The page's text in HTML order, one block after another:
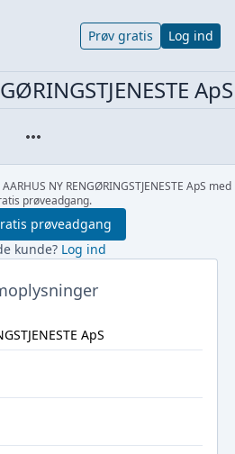
Prøv gratis Log ind
ApS
NY RENGØRINGSTJENESTE ApS med
prøveadgang.
prøveadgang
kunde? Log ind
ApS